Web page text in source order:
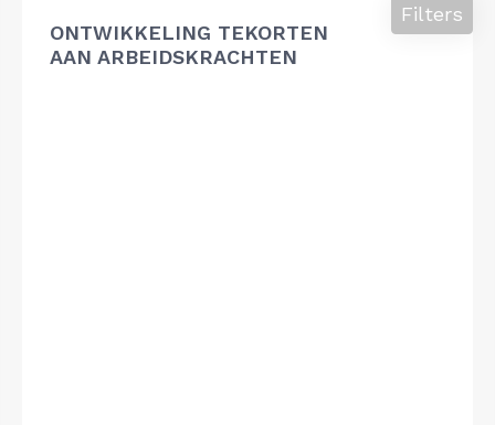
ONTWIKKELING TEKORTEN
AAN ARBEIDSKRACHTEN
Filters